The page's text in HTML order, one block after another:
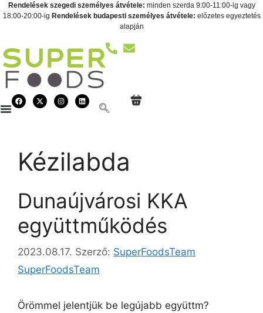
Rendelések szegedi személyes átvétele: minden szerda 9:00-11:00-ig vagy
18:00-20:00-ig Rendelések budapesti személyes átvétele: előzetes egyeztetés
alapján
Kézilabda
Dunaújvárosi KKA
együttműködés
2023.08.17. Szerző: SuperFoodsTeam
SuperFoodsTeam
Örömmel jelentjük be legújabb együttm?